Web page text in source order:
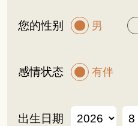
您的性别 男
感情状态 有伴
出生日期